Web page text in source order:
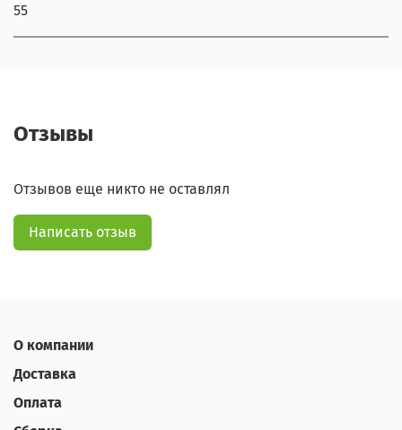
55
Отзывы
Отзывов еще никто не оставлял
Написать отзыв
О компании
Доставка
Оплата